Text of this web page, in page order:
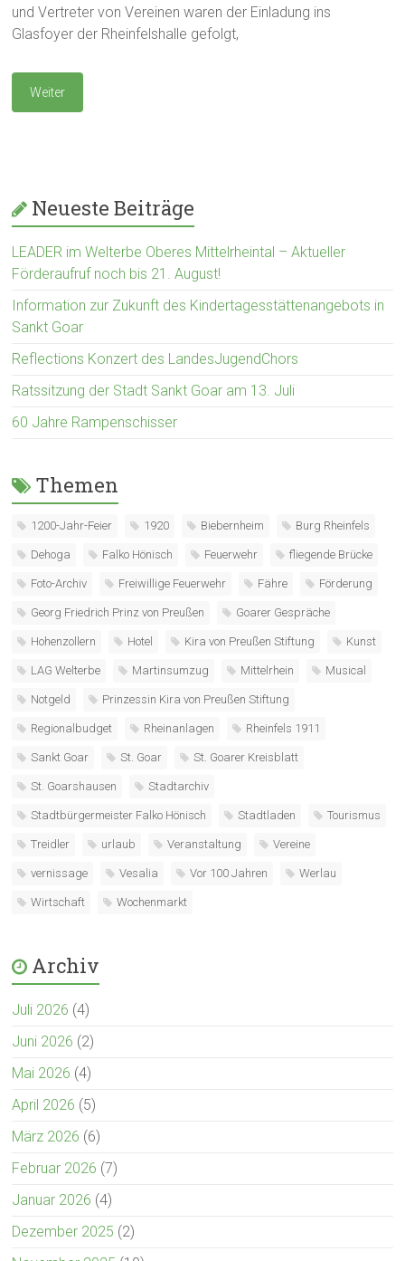
und Vertreter von Vereinen waren der Einladung ins
Glasfoyer der Rheinfelshalle gefolgt,
Weiter
Neueste Beiträge
LEADER im Welterbe Oberes Mittelrheintal – Aktueller
Förderaufruf noch bis 21. August!
Information zur Zukunft des Kindertagesstättenangebots in
Sankt Goar
Reflections Konzert des LandesJugendChors
Ratssitzung der Stadt Sankt Goar am 13. Juli
60 Jahre Rampenschisser
Themen
1200-Jahr-Feier 1920 Biebernheim Burg Rheinfels
Dehoga Falko Hönisch Feuerwehr fliegende Brücke
Foto-Archiv Freiwillige Feuerwehr Fähre Förderung
Georg Friedrich Prinz von Preußen Goarer Gespräche
Hohenzollern Hotel Kira von Preußen Stiftung Kunst
LAG Welterbe Martinsumzug Mittelrhein Musical
Notgeld Prinzessin Kira von Preußen Stiftung
Regionalbudget Rheinanlagen Rheinfels 1911
Sankt Goar St. Goar St. Goarer Kreisblatt
St. Goarshausen Stadtarchiv
Stadtbürgermeister Falko Hönisch Stadtladen Tourismus
Treidler urlaub Veranstaltung Vereine
vernissage Vesalia Vor 100 Jahren Werlau
Wirtschaft Wochenmarkt
Archiv
Juli 2026 (4)
Juni 2026 (2)
Mai 2026 (4)
April 2026 (5)
März 2026 (6)
Februar 2026 (7)
Januar 2026 (4)
Dezember 2025 (2)